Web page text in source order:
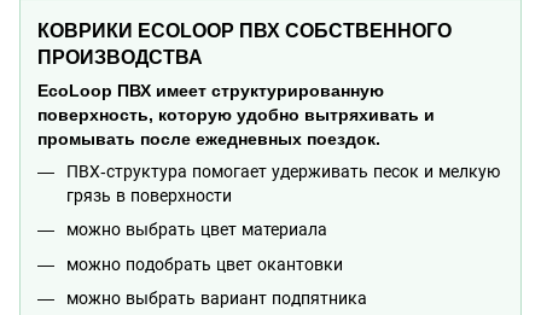
КОВРИКИ ECOLOOP ПВХ СОБСТВЕННОГО
ПРОИЗВОДСТВА
EcoLoop ПВХ имеет структурированную
поверхность, которую удобно вытряхивать и
промывать после ежедневных поездок.
ПВХ-структура помогает удерживать песок и мелкую
грязь в поверхности
можно выбрать цвет материала
можно подобрать цвет окантовки
можно выбрать вариант подпятника